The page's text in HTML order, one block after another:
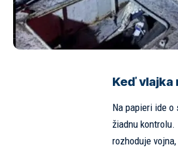
Keď vlajka
Na papieri ide o
žiadnu
rozhoduje